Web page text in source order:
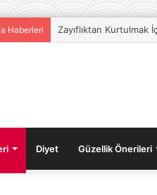
Haberleri Zayıflıktan Kurtulmak
Diyet Güzellik Önerileri